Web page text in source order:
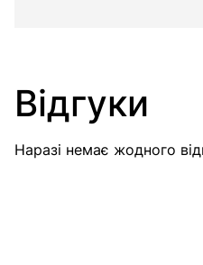
Відгуки
Наразі немає жодного